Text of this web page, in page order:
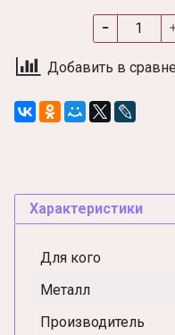
Добавить в
Характеристики
Для кого
Металл
Производитель